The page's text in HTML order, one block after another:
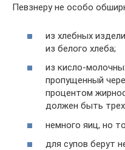
Певзнеру не особо
из хлебных
из белого хлеба;
из кисло-
пропущенный
процентом
должен быть
немного яиц, но
для супов берут